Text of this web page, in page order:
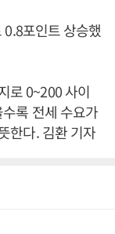
포인트 상승했
로 0~200 사이
록 전세 수요가
한다. 김환 기자